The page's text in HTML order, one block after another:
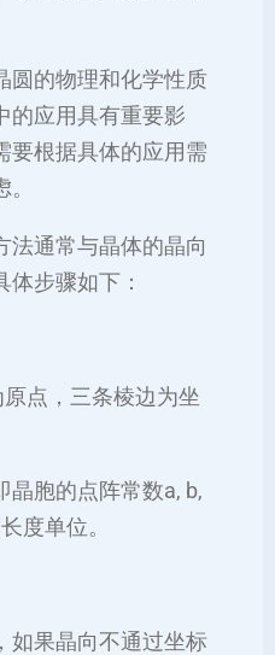
圆的物理和化学性质
的应用具有重要影
要根据具体的应用需
法通常与晶体的晶向
步骤如下：
点，三条棱边为坐
晶胞的点阵常数a, b,
度单位。
，如果晶向不通过坐标